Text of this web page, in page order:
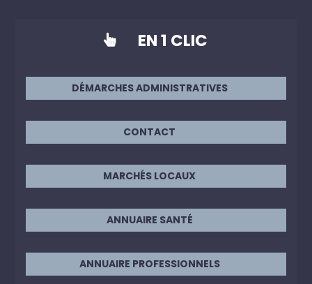
 EN 1 CLIC
DÉMARCHES ADMINISTRATIVES
CONTACT
MARCHÉS LOCAUX
ANNUAIRE SANTÉ
ANNUAIRE PROFESSIONNELS